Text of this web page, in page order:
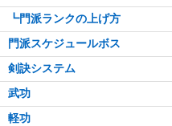
┗門派ランクの上げ方
門派スケジュールボス
剣訣システム
武功
軽功